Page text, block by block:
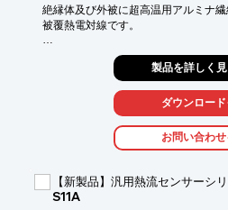
絶縁体及び外被に超高温用アルミナ
被覆熱電対線です。
高温での耐熱性に優れ熱電対素線の
ほとんど強度低下がなく、優れた柔
真空中でのご使用（アウトガス）や
高温処理にてアルミナ繊維の集束剤
■高温での耐熱性に優れている
■熱電対素線の過熱使用限度温度まで
製品を詳しく
ダウンロード
お問い合わせ
【新製品】汎用熱流センサ
S11A